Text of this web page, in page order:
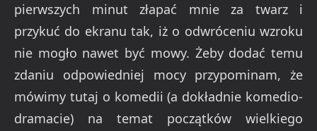
pierwszych minut złapać mnie za twarz i
przykuć do ekranu tak, iż o odwróceniu wzroku
nie mogło nawet być mowy. Żeby dodać temu
zdaniu odpowiedniej mocy przypominam, że
mówimy tutaj o komedii (a dokładnie komedio-
dramacie) na temat początków wielkiego